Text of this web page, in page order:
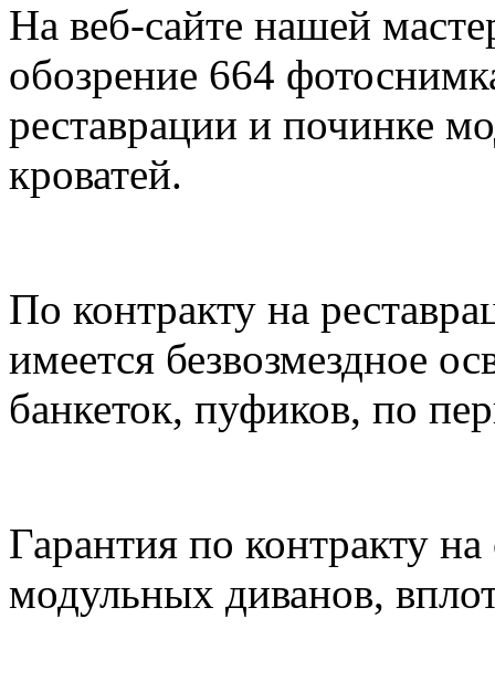
На веб-сайте нашей
обозрение 664
реставрации и починке
кроватей.
По контракту на
имеется безвозмездное
банкеток, пуфиков, по
Гарантия по контракту на
модульных диванов,